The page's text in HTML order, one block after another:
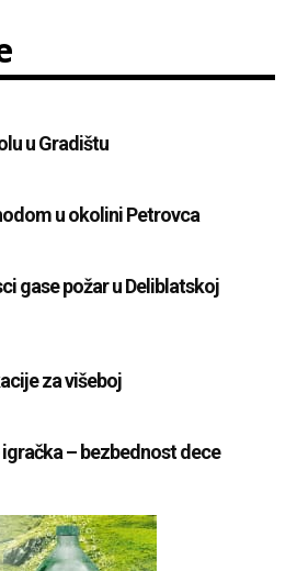
u Gradištu
u okolini Petrovca
gase požar u Deliblatskoj
za višeboj
– bezbednost dece